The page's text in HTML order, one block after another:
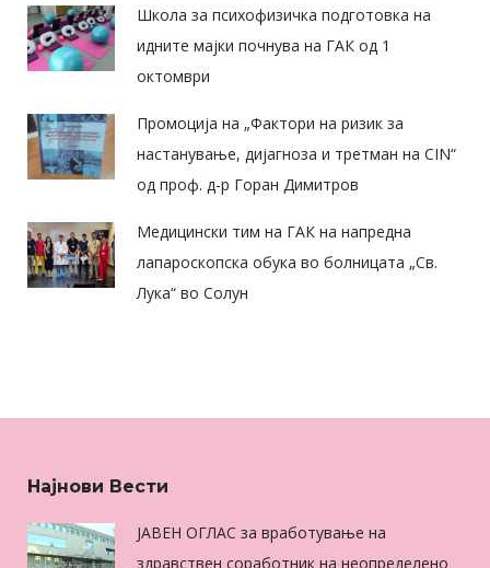
Школа за психофизичка подготовка на
идните мајки почнува на ГАК од 1
октомври
Промоција на „Фактори на ризик за
настанување, дијагноза и третман на CIN“
од проф. д-р Горан Димитров
Медицински тим на ГАК на напредна
лапароскопска обука во болницата „Св.
Лука“ во Солун
Најнови Вести
ЈАВЕН ОГЛАС за вработување на
здравствен соработник на неопределено